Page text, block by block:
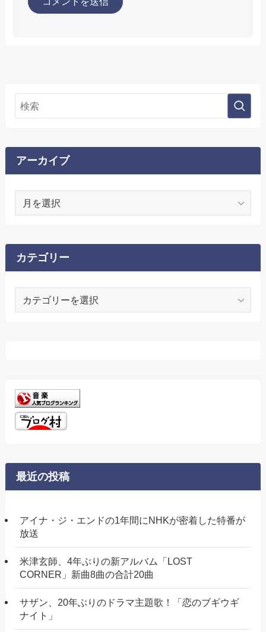
アーカイブ
イ
ブ
カテゴリー
最近の投稿
アイナ・ジ・エンドの1年間にNHKが密着した特番が
放送
米津玄師、4年ぶりの新アルバム「LOST
CORNER」新曲8曲の合計20曲
サザン、20年ぶりのドラマ主題歌！「恋のブギウギ
ナイト」